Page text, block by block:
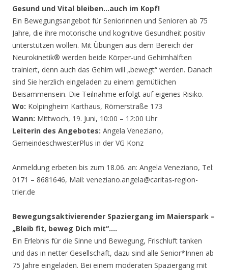
Gesund und Vital bleiben…auch im Kopf!
Ein Bewegungsangebot für Seniorinnen und Senioren ab 75
Jahre, die ihre motorische und kognitive Gesundheit positiv
unterstützen wollen. Mit Übungen aus dem Bereich der
Neurokinetik® werden beide Körper-und Gehirnhälften
trainiert, denn auch das Gehirn will „bewegt“ werden. Danach
sind Sie herzlich eingeladen zu einem gemütlichen
Beisammensein. Die Teilnahme erfolgt auf eigenes Risiko.
Wo: Kolpingheim Karthaus, Römerstraße 173
Wann: Mittwoch, 19. Juni, 10:00 – 12:00 Uhr
Leiterin des Angebotes: Angela Veneziano,
GemeindeschwesterPlus in der VG Konz
Anmeldung erbeten bis zum 18.06. an: Angela Veneziano, Tel:
0171 – 8681646, Mail: veneziano.angela@caritas-region-
trier.de
Bewegungsaktivierender Spaziergang im Maierspark –
„Bleib fit, beweg Dich mit“….
Ein Erlebnis für die Sinne und Bewegung, Frischluft tanken
und das in netter Gesellschaft, dazu sind alle Senior*Innen ab
75 Jahre eingeladen. Bei einem moderaten Spaziergang mit